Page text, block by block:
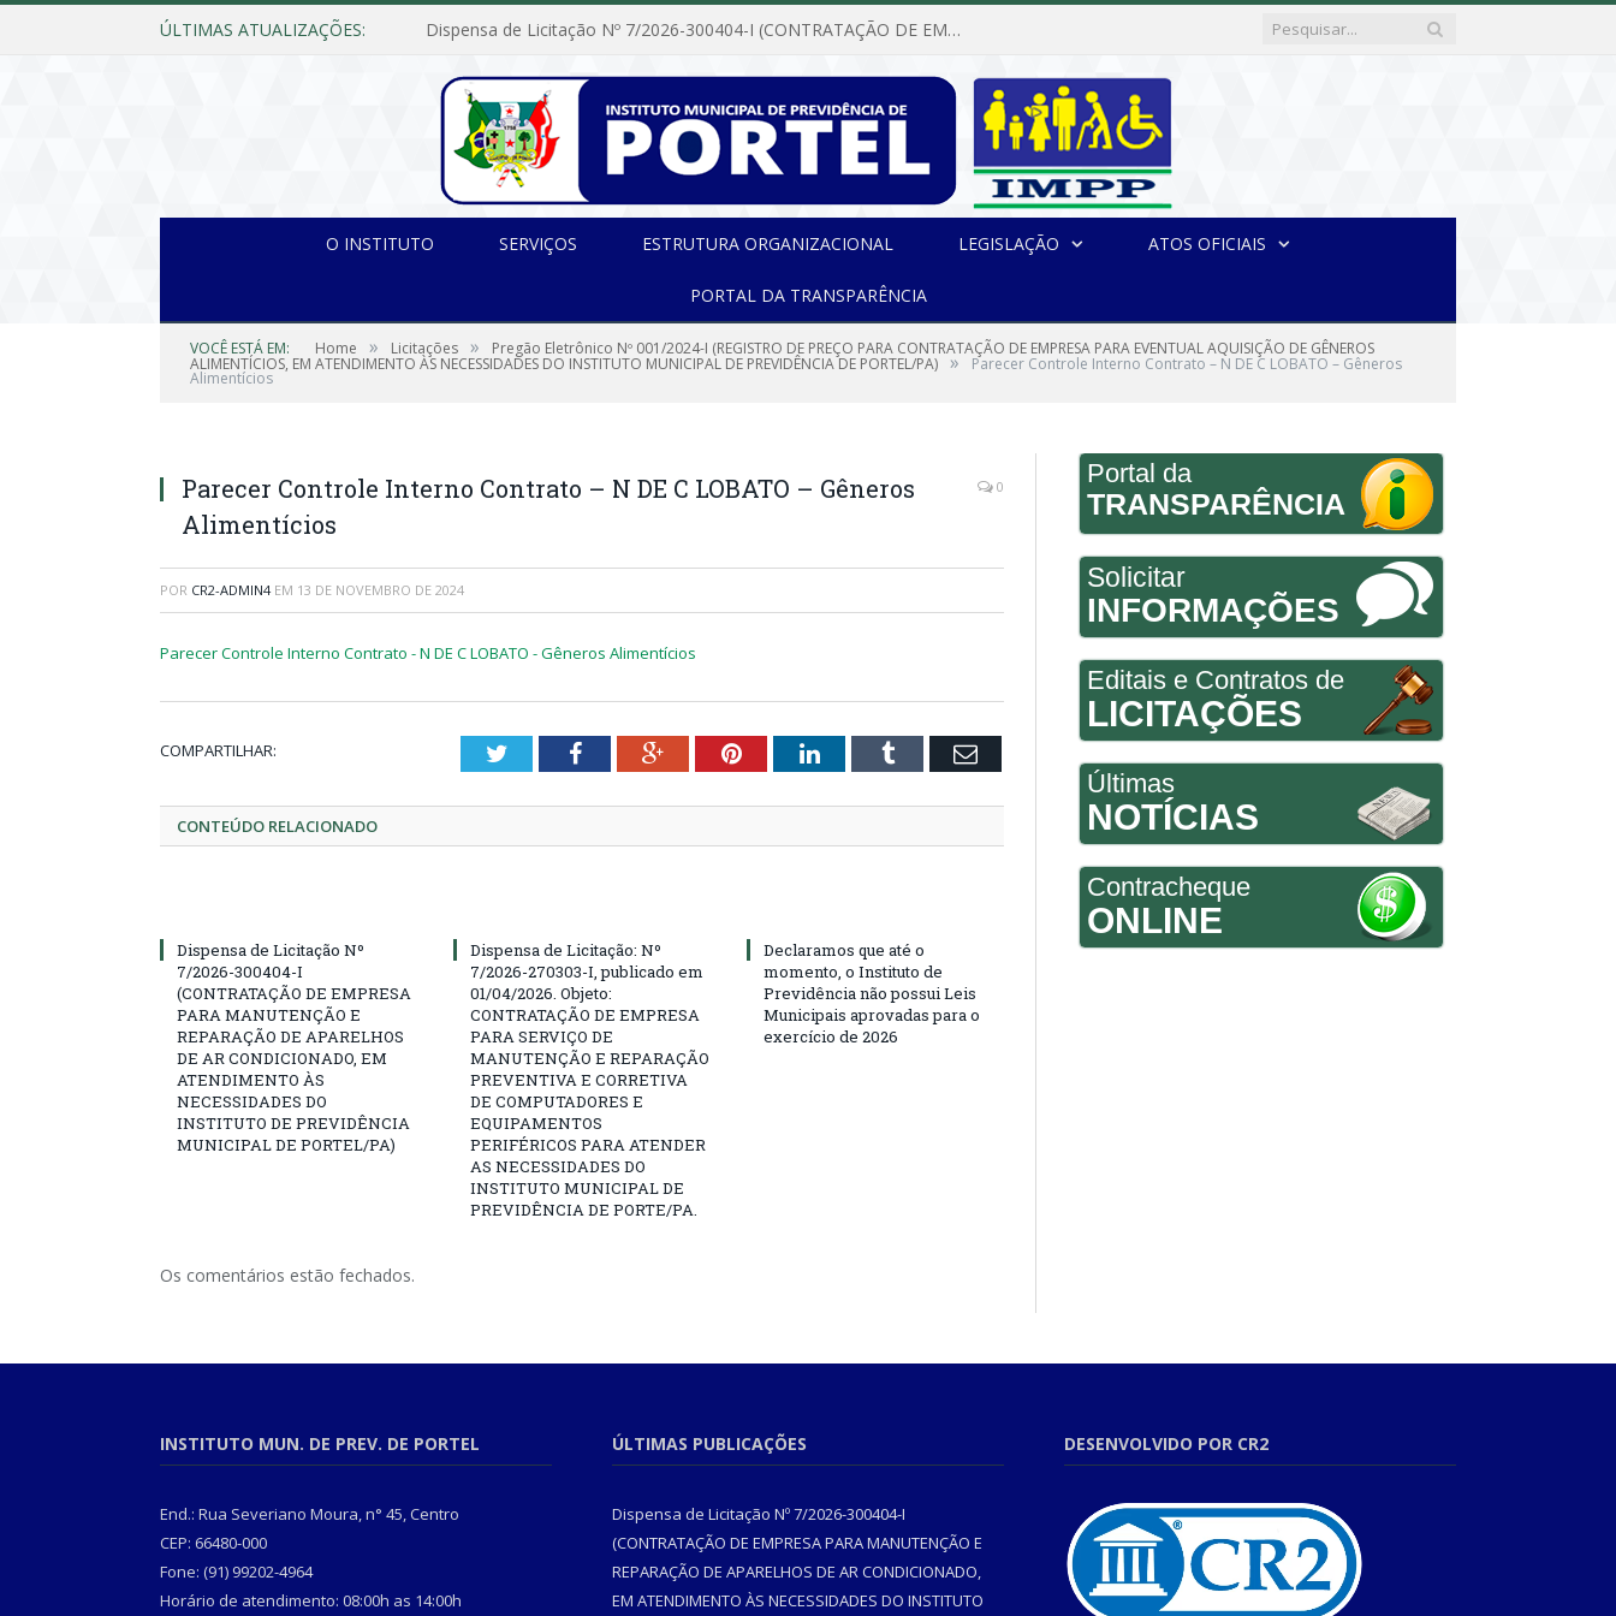
ÚLTIMAS ATUALIZAÇÕES: Dispensa de Licitação Nº 7/2026-300404-I (CONTRATAÇÃO DE EMPRESA PARA MANUTENÇÃO E REPARAÇÃO DE APARELHOS DE AR CONDICIONADO, EM ATENDIMENTO ÀS NECESSIDADES DO INSTITUTO DE PREVIDÊNCIA MUNICIPAL DE PORTEL/PA)
O INSTITUTO SERVIÇOS ESTRUTURA ORGANIZACIONAL LEGISLAÇÃO ATOS OFICIAIS
PORTAL DA TRANSPARÊNCIA
VOCÊ ESTÁ EM: Home » Licitações » Pregão Eletrônico Nº 001/2024-I (REGISTRO DE PREÇO PARA CONTRATAÇÃO DE EMPRESA PARA EVENTUAL AQUISIÇÃO DE GÊNEROS
ALIMENTÍCIOS, EM ATENDIMENTO ÀS NECESSIDADES DO INSTITUTO MUNICIPAL DE PREVIDÊNCIA DE PORTEL/PA) » Parecer Controle Interno Contrato – N DE C LOBATO – Gêneros
Alimentícios
Parecer Controle Interno Contrato – N DE C LOBATO – Gêneros
Alimentícios
0
POR CR2-ADMIN4 EM 13 DE NOVEMBRO DE 2024
Parecer Controle Interno Contrato - N DE C LOBATO - Gêneros Alimentícios
COMPARTILHAR: TwitterFacebookGoogle+PinterestLinkedInTumblr Email
CONTEÚDO RELACIONADO
Dispensa de Licitação Nº
7/2026-300404-I
(CONTRATAÇÃO DE EMPRESA
PARA MANUTENÇÃO E
REPARAÇÃO DE APARELHOS
DE AR CONDICIONADO, EM
ATENDIMENTO ÀS
NECESSIDADES DO
INSTITUTO DE PREVIDÊNCIA
MUNICIPAL DE PORTEL/PA)
Dispensa de Licitação: Nº
7/2026-270303-I, publicado em
01/04/2026. Objeto:
CONTRATAÇÃO DE EMPRESA
PARA SERVIÇO DE
MANUTENÇÃO E REPARAÇÃO
PREVENTIVA E CORRETIVA
DE COMPUTADORES E
EQUIPAMENTOS
PERIFÉRICOS PARA ATENDER
AS NECESSIDADES DO
INSTITUTO MUNICIPAL DE
PREVIDÊNCIA DE PORTE/PA.
Declaramos que até o
momento, o Instituto de
Previdência não possui Leis
Municipais aprovadas para o
exercício de 2026
Os comentários estão fechados.
Portal da
TRANSPARÊNCIA
Solicitar
INFORMAÇÕES
Editais e Contratos de
LICITAÇÕES
Últimas
NOTÍCIAS
Contracheque
ONLINE
INSTITUTO MUN. DE PREV. DE PORTEL
End.: Rua Severiano Moura, n° 45, Centro
CEP: 66480-000
Fone: (91) 99202-4964
Horário de atendimento: 08:00h as 14:00h
ÚLTIMAS PUBLICAÇÕES
Dispensa de Licitação Nº 7/2026-300404-I
(CONTRATAÇÃO DE EMPRESA PARA MANUTENÇÃO E
REPARAÇÃO DE APARELHOS DE AR CONDICIONADO,
EM ATENDIMENTO ÀS NECESSIDADES DO INSTITUTO
DESENVOLVIDO POR CR2